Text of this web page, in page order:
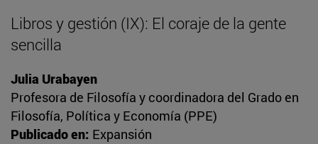
Libros y gestión (IX): El coraje de la gente
sencilla
Julia Urabayen
Profesora de Filosofía y coordinadora del Grado en
Filosofía, Política y Economía (PPE)
Publicado en: Expansión